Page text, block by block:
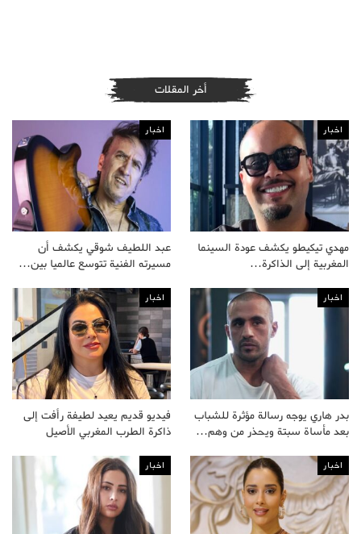
أخر المقلات
اخبار
مهدي تيكيطو يكشف عودة السينما
المغربية إلى الذاكرة…
اخبار
عبد اللطيف شوقي يكشف أن
مسيرته الفنية تتوسع عالميا بين…
اخبار
بدر هاري يوجه رسالة مؤثرة للشباب
بعد مأساة سبتة ويحذر من وهم…
اخبار
فيديو قديم يعيد لطيفة رأفت إلى
ذاكرة الطرب المغربي الأصيل
اخبار اخبار